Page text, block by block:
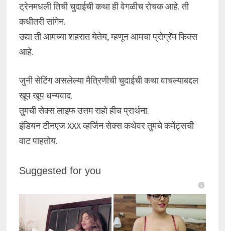
ट्रेनमधली तिची चुदाईची कथा ही वेगळीच रोचक आहे. ती
कधीतरी सांगेन.
उद्या ती आमच्या शहरात येतेय, म्हणून आमचा प्रोग्रॅम फिक्स
आहे.
जुनी सेटिंग असलेल्या मैत्रिणीची चुदाईची कथा वाचल्याबद्दल
खूप खूप धन्यवाद.
तुमची सेक्स लाइफ उत्तम राहो हीच प्रार्थना.
इंडियन टीनएज XXX व्हर्जिन सेक्स कथेवर तुमचे कमेंट्सची
वाट पाहतोय.
Suggested for you